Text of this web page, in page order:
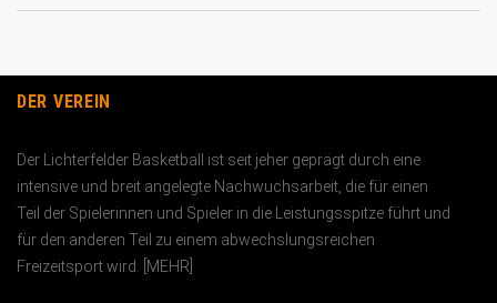
DER VEREIN
Der Lichterfelder Basketball ist seit jeher geprägt durch eine
intensive und breit angelegte Nachwuchs­arbeit, die für einen
Teil der Spielerinnen und Spieler in die Leistungs­spitze führt und
für den anderen Teil zu einem abwechslungs­reichen
Freizeitsport wird. [
MEHR